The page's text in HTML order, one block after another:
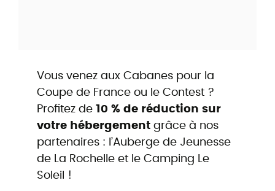
Vous venez aux Cabanes pour la
Coupe de France ou le Contest ?
Profitez de 10 % de réduction sur
votre hébergement grâce à nos
partenaires : l’Auberge de Jeunesse
de La Rochelle et le Camping Le
Soleil !